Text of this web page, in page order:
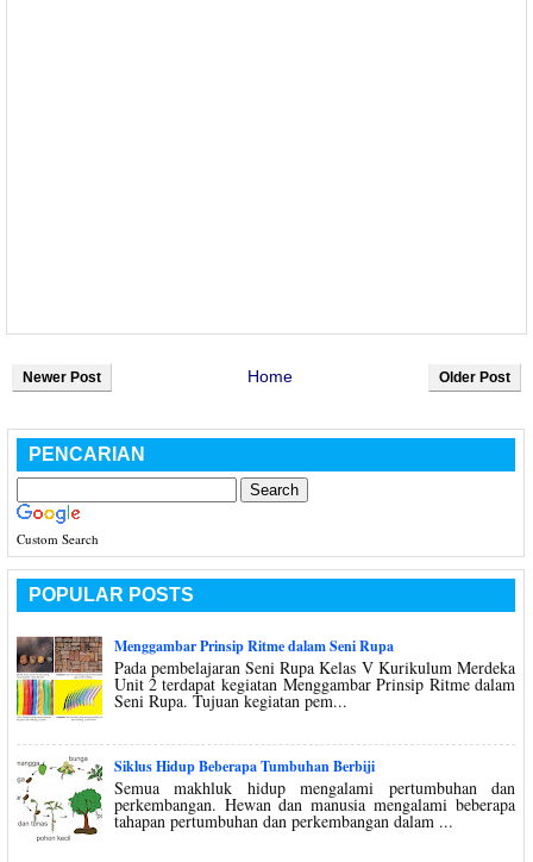
Newer Post Older Post
Home
PENCARIAN
Custom Search
POPULAR POSTS
Menggambar Prinsip Ritme dalam Seni Rupa
Pada pembelajaran Seni Rupa Kelas V Kurikulum Merdeka
Unit 2 terdapat kegiatan Menggambar Prinsip Ritme dalam
Seni Rupa. Tujuan kegiatan pem...
Siklus Hidup Beberapa Tumbuhan Berbiji
Semua makhluk hidup mengalami pertumbuhan dan
perkembangan. Hewan dan manusia mengalami beberapa
tahapan pertumbuhan dan perkembangan dalam ...